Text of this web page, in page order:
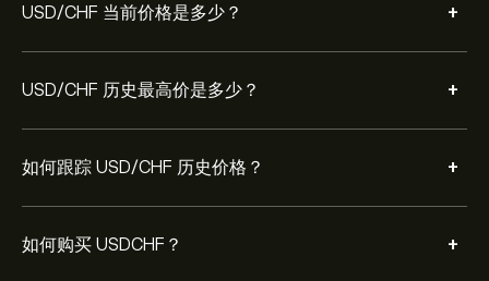
USD/CHF 当前价格是多少？ +
USD/CHF 历史最高价是多少？ +
如何跟踪 USD/CHF 历史价格？ +
如何购买 USDCHF？ +